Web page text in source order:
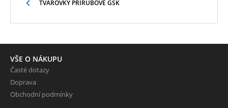
TVAROVKY PŘÍRUBOVÉ GSK
VŠE O NÁKUPU
Časté dotazy
Doprava
Obchodní podmínky